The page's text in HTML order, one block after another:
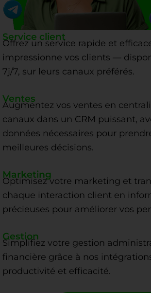
Service client
Offrez un service rapide et
impressionne vos clients —
7j/7, sur leurs canaux préférés.
Ventes
Augmentez vos ventes en
canaux dans un CRM puissant,
données nécessaires pour
meilleures décisions.
Marketing
Optimisez votre marketing et
chaque interaction client en
précieuses pour améliorer vos
Gestion
Simplifiez votre gestion
financière grâce à nos
productivité et efficacité.